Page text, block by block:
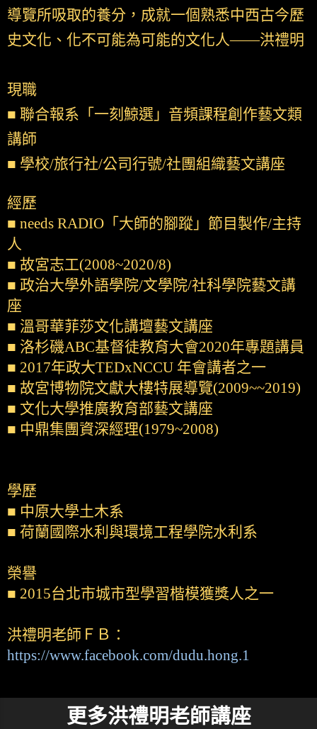
導覽所吸取的養分，成就一個熟悉中西古今歷
史文化、化不可能為可能的文化人——洪禮明
現職
■ 聯合報系「一刻鯨選」音頻課程創作藝文類
講師
■ 學校/旅行社/公司行號/社團組織藝文講座
經歷
■ needs RADIO「大師的腳蹤」節目製作/主持
人
■ 故宮志工(2008~2020/8)
■ 政治大學外語學院/文學院/社科學院藝文講
座
■ 溫哥華菲莎文化講壇藝文講座
■ 洛杉磯ABC基督徒教育大會2020年專題講員
■ 2017年政大TEDxNCCU 年會講者之一
■ 故宮博物院文獻大樓特展導覽(2009~~2019)
■ 文化大學推廣教育部藝文講座
■ 中鼎集團資深經理(1979~2008)
學歷
■ 中原大學土木系
■ 荷蘭國際水利與環境工程學院水利系
榮譽
■ 2015台北市城市型學習楷模獲獎人之一
洪禮明老師ＦＢ：
https://www.facebook.com/dudu.hong.1
更多洪禮明老師講座